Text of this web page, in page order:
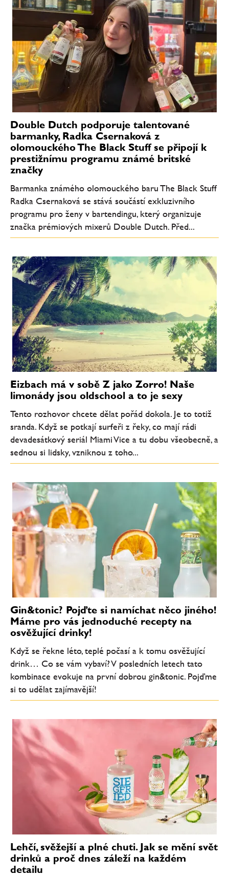
Double Dutch podporuje talentované
barmanky, Radka Csernaková z
olomouckého The Black Stuff se připojí k
prestižnímu programu známé britské
značky
Barmanka známého olomouckého baru The Black Stuff
Radka Csernaková se stává součástí exkluzivního
programu pro ženy v bartendingu, který organizuje
značka prémiových mixerů Double Dutch. Před...
Eizbach má v sobě Z jako Zorro! Naše
limonády jsou oldschool a to je sexy
Tento rozhovor chcete dělat pořád dokola. Je to totiž
sranda. Když se potkají surfeři z řeky, co mají rádi
devadesátkový seriál Miami Vice a tu dobu všeobecně, a
sednou si lidsky, vzniknou z toho...
Gin&tonic? Pojďte si namíchat něco jiného!
Máme pro vás jednoduché recepty na
osvěžující drinky!
Když se řekne léto, teplé počasí a k tomu osvěžující
drink… Co se vám vybaví? V posledních letech tato
kombinace evokuje na první dobrou gin&tonic. Pojďme
si to udělat zajímavější!
Lehčí, svěžejší a plné chuti. Jak se mění svět
drinků a proč dnes záleží na každém
detailu